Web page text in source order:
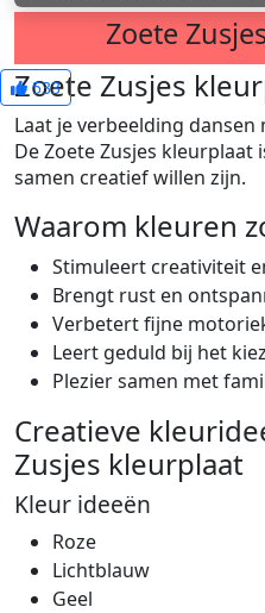
Zoete
533
Zoete Zusjes
Laat je verbeelding
De Zoete Zusjes
samen creatief willen zijn.
Waarom kleuren
Stimuleert creativiteit
Brengt rust en
Verbetert fijne
Leert geduld bij het
Plezier samen met
Creatieve
Zusjes kleurplaat
Kleur ideeën
Roze
Lichtblauw
Geel